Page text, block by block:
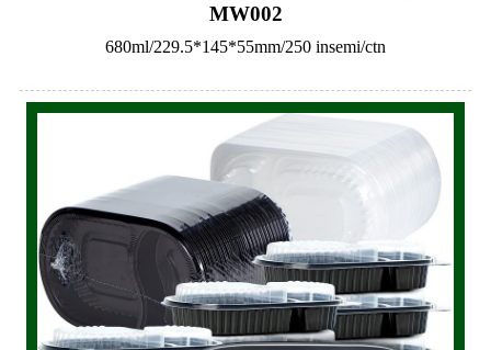
MW002
680ml/229.5*145*55mm/250 insemi/ctn